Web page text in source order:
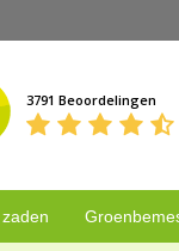
3791 Beoordelingen